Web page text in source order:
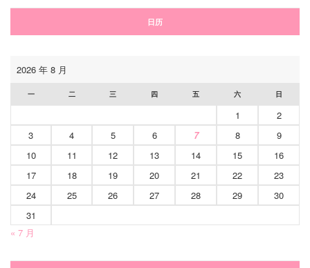
日历
2026 年 8 月
一 二 三 四 五 六 日
1
2
3
4 5 6 7 8
9
10
11 12 13 14 15
16
17
18 19 20 21 22
23
24
25 26 27 28 29
30
31
« 7 月